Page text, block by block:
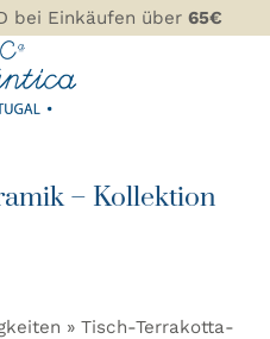
bei Einkäufen über 65€
– Kollektion
» Tisch-Terrakotta-